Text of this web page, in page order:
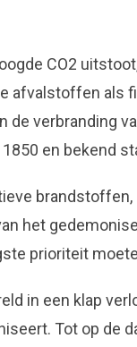
CO2
afvalstoffen als
de verbranding
en bekend
het
prioriteit
in een klap
Tot op de